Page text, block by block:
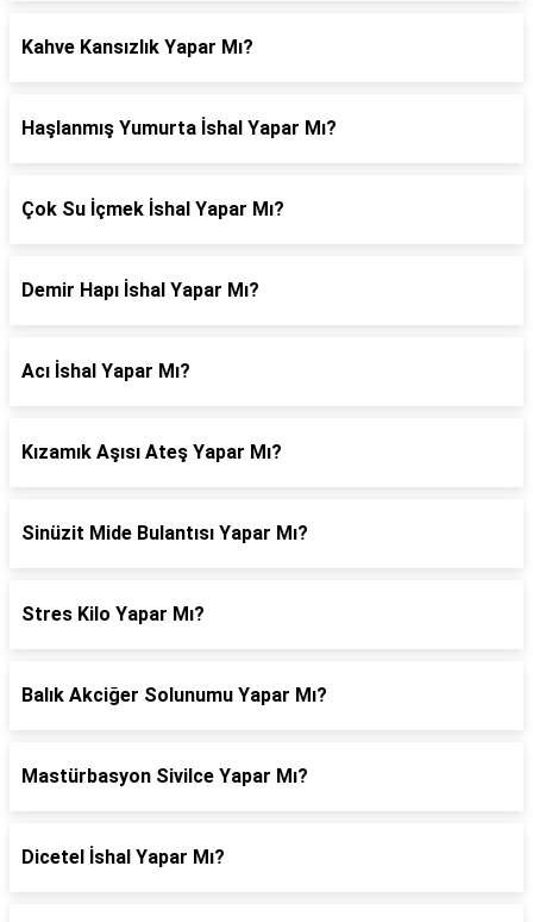
Kahve Kansızlık Yapar Mı?
Haşlanmış Yumurta İshal Yapar Mı?
Çok Su İçmek İshal Yapar Mı?
Demir Hapı İshal Yapar Mı?
Acı İshal Yapar Mı?
Kızamık Aşısı Ateş Yapar Mı?
Sinüzit Mide Bulantısı Yapar Mı?
Stres Kilo Yapar Mı?
Balık Akciğer Solunumu Yapar Mı?
Mastürbasyon Sivilce Yapar Mı?
Dicetel İshal Yapar Mı?